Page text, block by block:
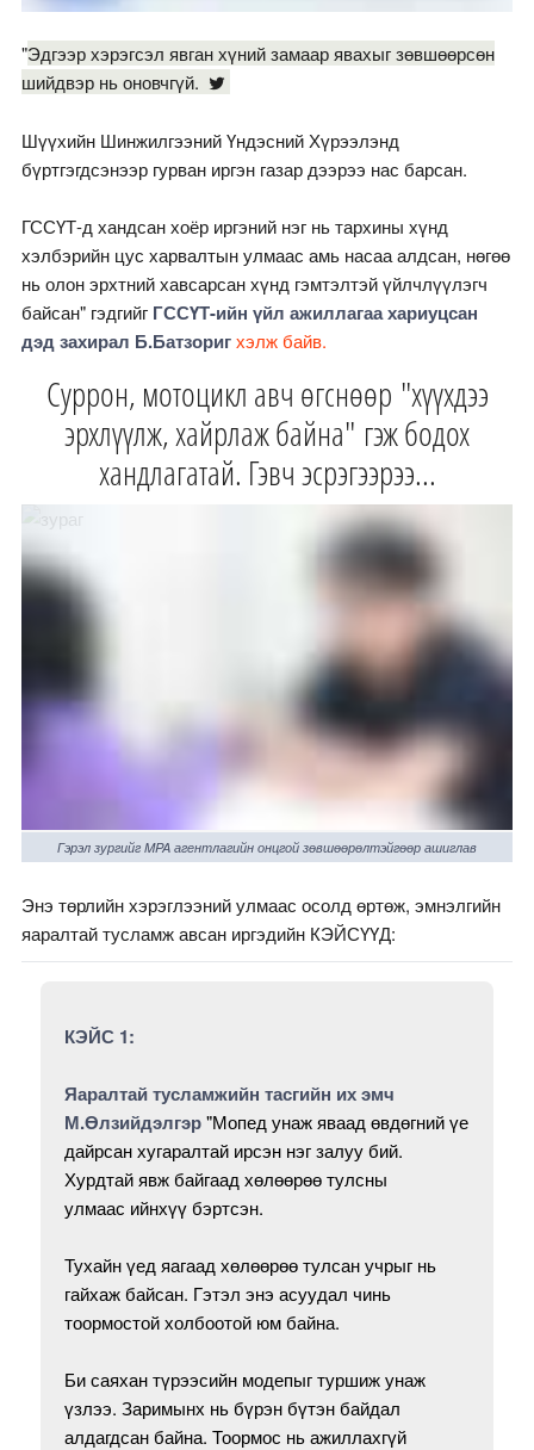
"Эдгээр хэрэгсэл явган хүний замаар явахыг зөвшөөрсөн
шийдвэр нь оновчгүй.
Шүүхийн Шинжилгээний Үндэсний Хүрээлэнд
бүртгэгдсэнээр гурван иргэн газар дээрээ нас барсан.
ГССҮТ-д хандсан хоёр иргэний нэг нь тархины хүнд
хэлбэрийн цус харвалтын улмаас амь насаа алдсан, нөгөө
нь олон эрхтний хавсарсан хүнд гэмтэлтэй үйлчлүүлэгч
байсан" гэдгийг ГССҮТ-ийн үйл ажиллагаа хариуцсан
дэд захирал Б.Батзоригхэлж байв.
Суррон, мотоцикл авч өгснөөр "хүүхдээ
эрхлүүлж, хайрлаж байна" гэж бодох
хандлагатай. Гэвч эсрэгээрээ...
Гэрэл зургийг MPA агентлагийн онцгой зөвшөөрөлтэйгөөр ашиглав
Энэ төрлийн хэрэглээний улмаас осолд өртөж, эмнэлгийн
яаралтай тусламж авсан иргэдийн КЭЙСҮҮД:
КЭЙС 1:
Яаралтай тусламжийн тасгийн их эмч
М.Өлзийдэлгэр"Мопед унаж яваад өвдөгний үе
дайрсан хугаралтай ирсэн нэг залуу бий.
Хурдтай явж байгаад хөлөөрөө тулсны
улмаас ийнхүү бэртсэн.
Тухайн үед яагаад хөлөөрөө тулсан учрыг нь
гайхаж байсан. Гэтэл энэ асуудал чинь
тоормостой холбоотой юм байна.
Би саяхан түрээсийн модепыг туршиж унаж
үзлээ. Заримынх нь бүрэн бүтэн байдал
алдагдсан байна. Тоормос нь ажиллахгүй